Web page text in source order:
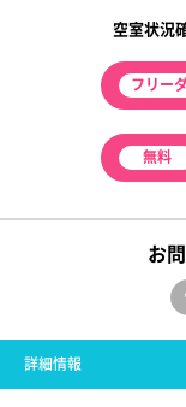
空室状況
フリー
無料
お
詳細情報